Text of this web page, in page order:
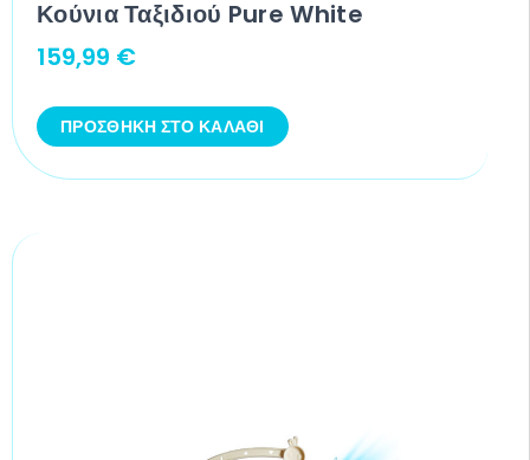
Κούνια Ταξιδιού Pure White
159,99 €
ΠΡΟΣΘΉΚΗ ΣΤΟ ΚΑΛΆΘΙ